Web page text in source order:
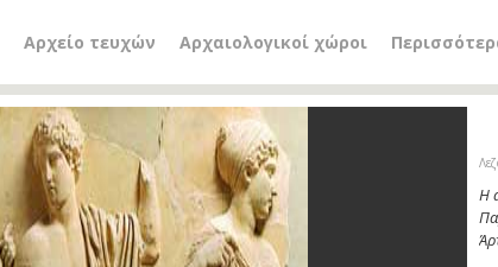
Αρχείο τευχών Αρχαιολογικοί χώροι
Η